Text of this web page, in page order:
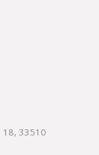
18, 33510